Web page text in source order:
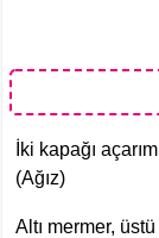
İki kapağı
(Ağız)
Altı mermer,